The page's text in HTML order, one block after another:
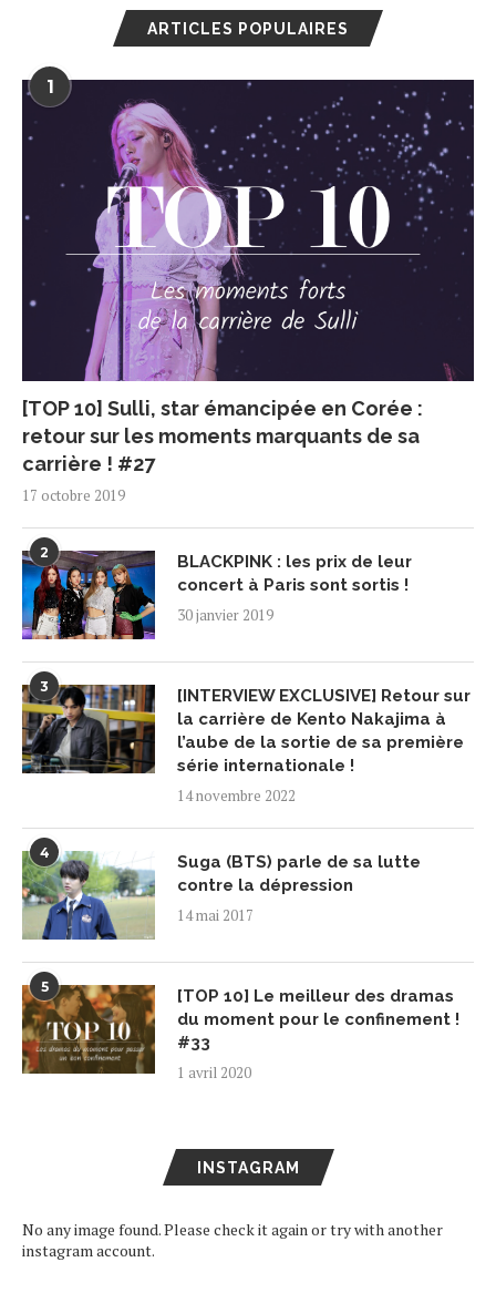
ARTICLES POPULAIRES
1
[TOP 10] Sulli, star émancipée en Corée :
retour sur les moments marquants de sa
carrière ! #27
17 octobre 2019
2
BLACKPINK : les prix de leur
concert à Paris sont sortis !
30 janvier 2019
3
[INTERVIEW EXCLUSIVE] Retour sur
la carrière de Kento Nakajima à
l’aube de la sortie de sa première
série internationale !
14 novembre 2022
4
Suga (BTS) parle de sa lutte
contre la dépression
14 mai 2017
5
[TOP 10] Le meilleur des dramas
du moment pour le confinement !
#33
1 avril 2020
INSTAGRAM
No any image found. Please check it again or try with another
instagram account.